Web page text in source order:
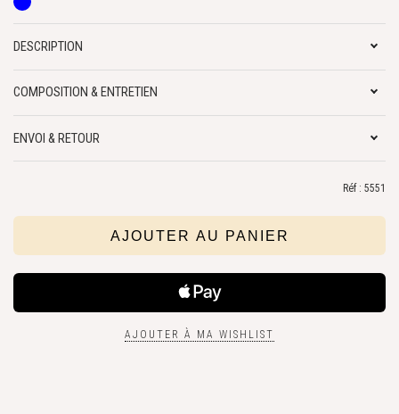
DESCRIPTION
COMPOSITION & ENTRETIEN
ENVOI & RETOUR
Réf : 5551
AJOUTER À MA WISHLIST